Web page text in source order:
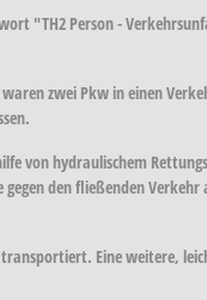
"TH2 Person -
zwei Pkw in einen
von hydraulischem
den fließenden
Eine weitere,